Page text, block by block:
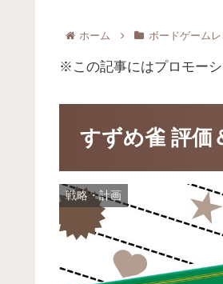
ホーム ボードゲーム
※この記事にはプロモーシ
すずめ雀 評価
戦略・計画